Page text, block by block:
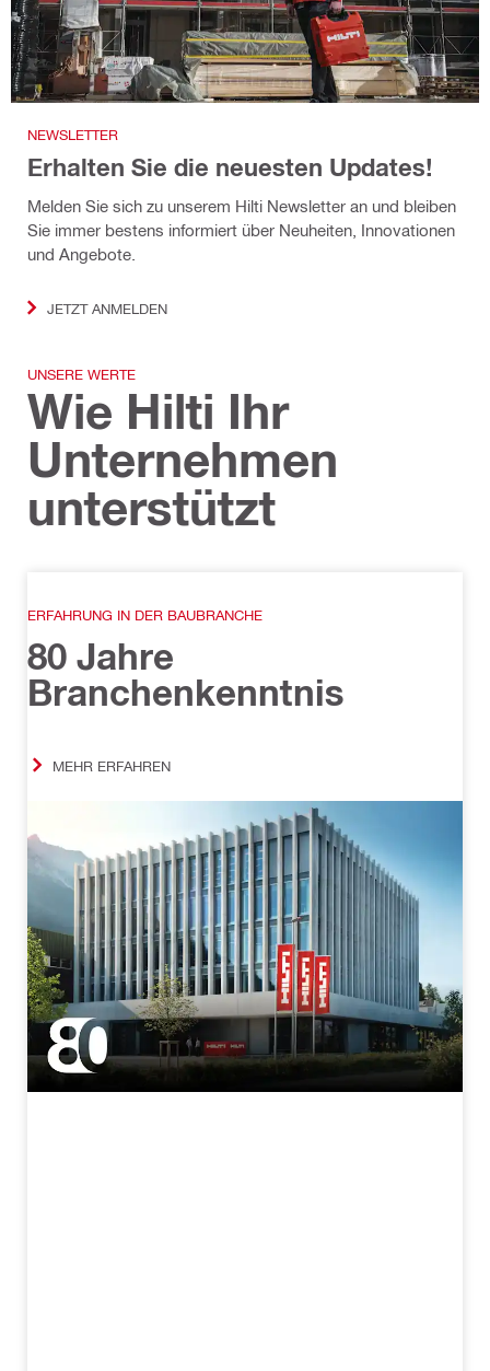
NEWSLETTER
Erhalten Sie die neuesten Updates!
Melden Sie sich zu unserem Hilti Newsletter an und bleiben
Sie immer bestens informiert über Neuheiten, Innovationen
und Angebote.
JETZT ANMELDEN
UNSERE WERTE
Wie Hilti Ihr
Unternehmen
unterstützt
ERFAHRUNG IN DER BAUBRANCHE
80 Jahre
Branchenkenntnis
MEHR ERFAHREN